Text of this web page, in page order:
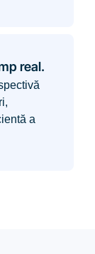
real.
a